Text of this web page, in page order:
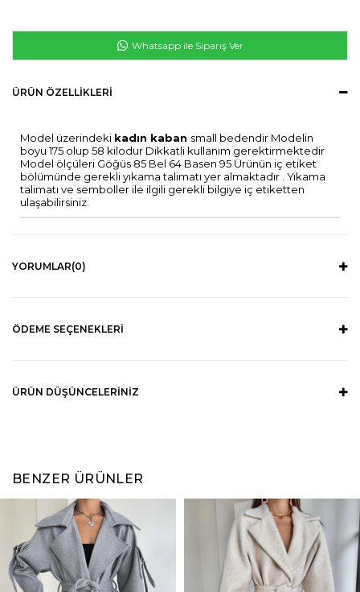
Whatsapp ile Sipariş Ver
ÜRÜN ÖZELLIKLERI
Model üzerindeki kadın kaban small bedendir Modelin
boyu 175 olup 58 kilodur Dikkatli kullanım gerektirmektedir
Model ölçüleri Göğüs 85 Bel 64 Basen 95 Ürünün iç etiket
bölümünde gerekli yıkama talimatı yer almaktadır . Yıkama
talimatı ve semboller ile ilgili gerekli bilgiye iç etiketten
ulaşabilirsiniz.
YORUMLAR(0)
ÖDEME SEÇENEKLERI
ÜRÜN DÜŞÜNCELERINIZ
BENZER ÜRÜNLER